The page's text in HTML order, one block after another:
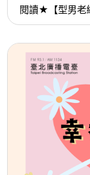
閱讀★【型男老